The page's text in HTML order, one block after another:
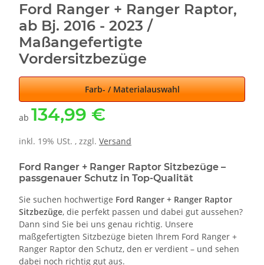
Ford Ranger + Ranger Raptor,
ab Bj. 2016 - 2023 /
Maßangefertigte
Vordersitzbezüge
Farb- / Materialauswahl
ab 134,99 €
inkl. 19% USt. , zzgl. Versand
Ford Ranger + Ranger Raptor Sitzbezüge –
passgenauer Schutz in Top-Qualität
Sie suchen hochwertige Ford Ranger + Ranger Raptor
Sitzbezüge, die perfekt passen und dabei gut aussehen?
Dann sind Sie bei uns genau richtig. Unsere
maßgefertigten Sitzbezüge bieten Ihrem Ford Ranger +
Ranger Raptor den Schutz, den er verdient – und sehen
dabei noch richtig gut aus.